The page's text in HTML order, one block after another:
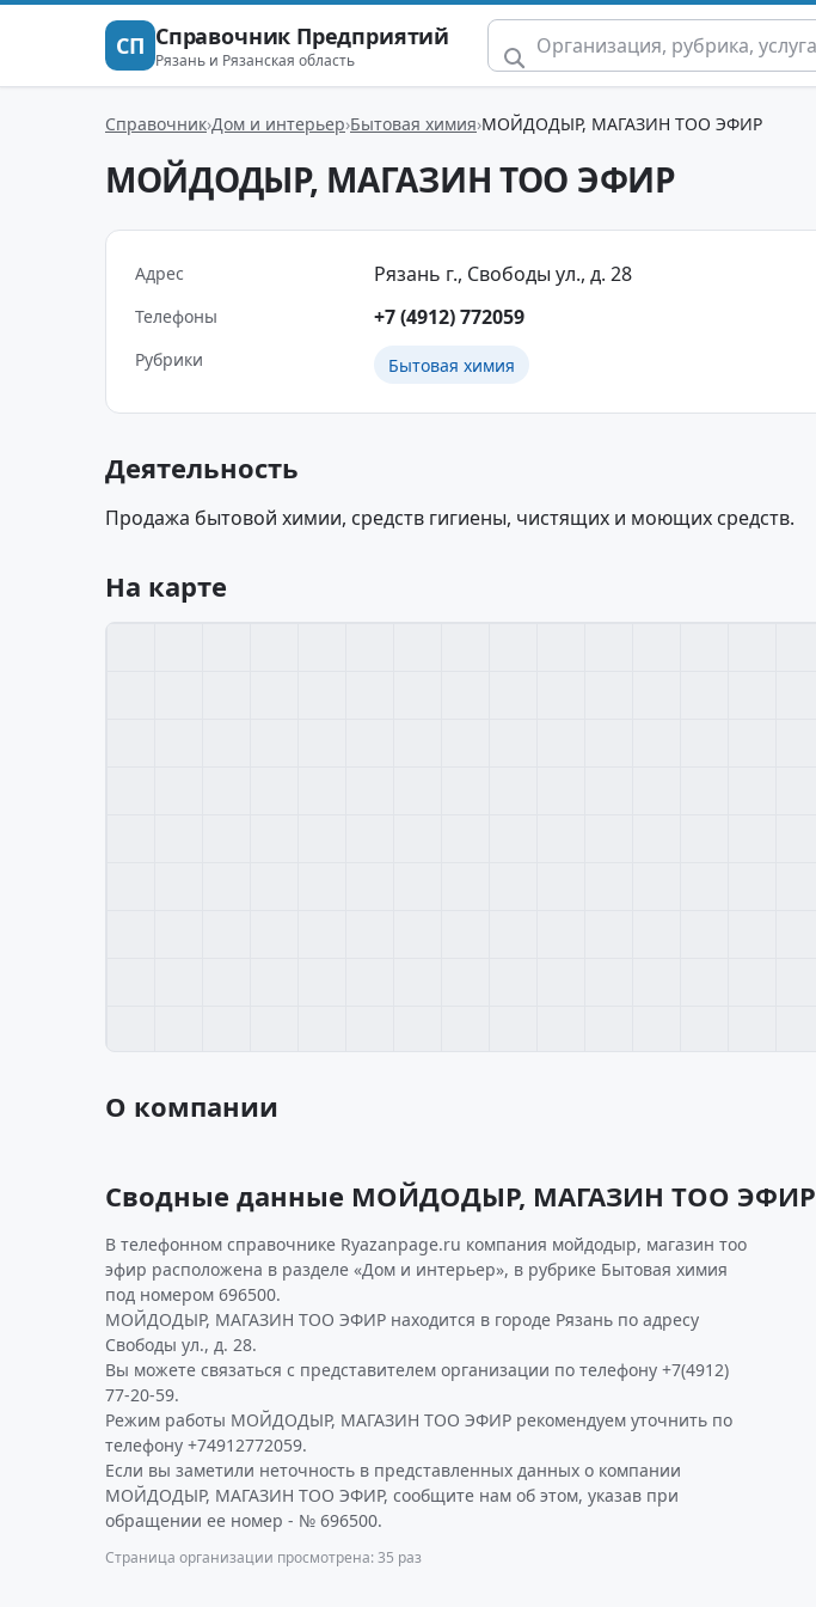
СП Справочник Предприятий
Рязань и Рязанская область
Справочник Дом и интерьер Бытовая химия МОЙДОДЫР, МАГАЗИН ТОО ЭФИР
МОЙДОДЫР, МАГАЗИН ТОО ЭФИР
Адрес Рязань г., Свободы ул., д. 28
Телефоны +7 (4912) 772059
Рубрики Бытовая химия
Деятельность
Продажа бытовой химии, средств гигиены, чистящих и моющих средств.
На карте
О компании
Сводные данные МОЙДОДЫР, МАГАЗИН ТОО ЭФИР
В телефонном справочнике Ryazanpage.ru компания мойдодыр, магазин тоо
эфир расположена в разделе «Дом и интерьер», в рубрике Бытовая химия
под номером 696500.
МОЙДОДЫР, МАГАЗИН ТОО ЭФИР находится в городе Рязань по адресу
Свободы ул., д. 28.
Вы можете связаться с представителем организации по телефону +7(4912)
77-20-59.
Режим работы МОЙДОДЫР, МАГАЗИН ТОО ЭФИР рекомендуем уточнить по
телефону +74912772059.
Если вы заметили неточность в представленных данных о компании
МОЙДОДЫР, МАГАЗИН ТОО ЭФИР, сообщите нам об этом, указав при
обращении ее номер - № 696500.
Страница организации просмотрена: 35 раз